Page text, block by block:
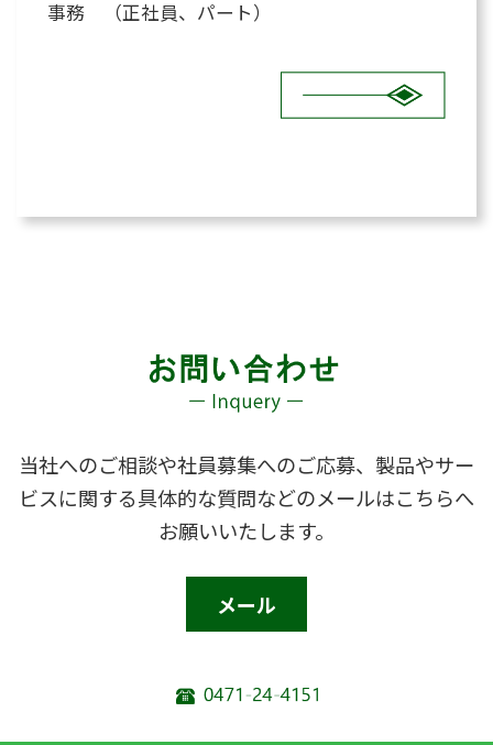
事務 （正社員、パート）
当社へのご相談や社員募集へのご応募、製品やサー
ビスに関する具体的な質問などのメールはこちらへ
お願いいたします。
メール